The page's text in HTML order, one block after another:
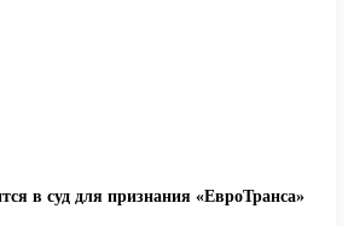
в суд для признания «ЕвроТранса»